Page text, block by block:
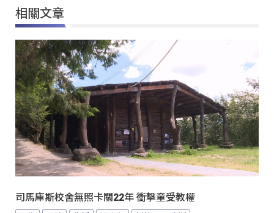
相關文章
司馬庫斯校舍無照卡關22年 衝擊童受教權